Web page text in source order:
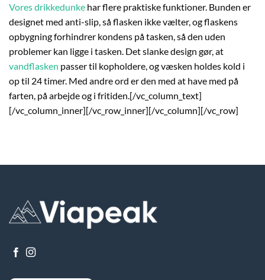
Vores drikkedunke har flere praktiske funktioner. Bunden er
designet med anti-slip, så flasken ikke vælter, og flaskens
opbygning forhindrer kondens på tasken, så den uden
problemer kan ligge i tasken. Det slanke design gør, at
vandflasken passer til kopholdere, og væsken holdes kold i
op til 24 timer. Med andre ord er den med at have med på
farten, på arbejde og i fritiden.[/vc_column_text]
[/vc_column_inner][/vc_row_inner][/vc_column][/vc_row]